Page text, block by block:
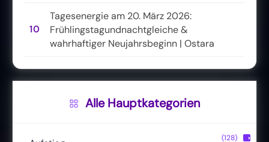
10
Tagesenergie am 20. März 2026:
Frühlingstagundnachtgleiche &
wahrhaftiger Neujahrsbeginn | Ostara
Alle Hauptkategorien
(128) ▶